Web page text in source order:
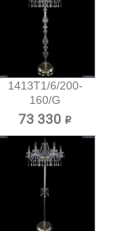
1413T1/6/200-
160/G
Хрустальный
73 330 ₽